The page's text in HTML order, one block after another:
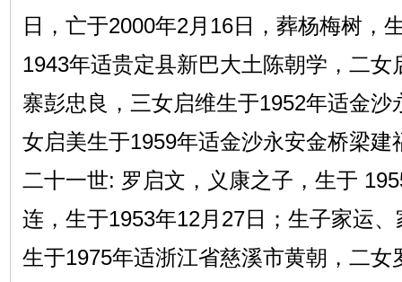
日，亡于2000年2月16日，葬杨梅树，
1943年适贵定县新巴大土陈朝学，二女
寨彭忠良，三女启维生于1952年适金沙
女启美生于1959年适金沙永安金桥梁建
二十一世: 罗启文，义康之子，生于
连，生于1953年12月27日；生子家运
生于1975年适浙江省慈溪市黄朝，二女